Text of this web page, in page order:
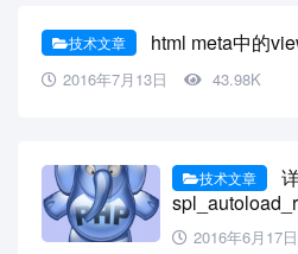
技术文章 html meta中的
2016年7月13日 43.98K
技术文章
2016年6月17日